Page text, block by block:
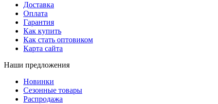
Доставка
Оплата
Гарантия
Как купить
Как стать оптовиком
Карта сайта
Наши предложения
Новинки
Сезонные товары
Распродажа